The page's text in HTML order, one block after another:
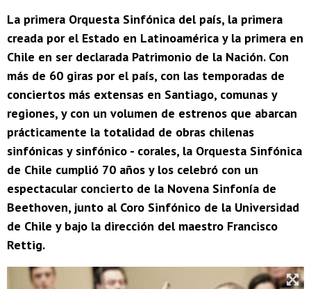
La primera Orquesta Sinfónica del país, la primera
creada por el Estado en Latinoamérica y la primera en
Chile en ser declarada Patrimonio de la Nación. Con
más de 60 giras por el país, con las temporadas de
conciertos más extensas en Santiago, comunas y
regiones, y con un volumen de estrenos que abarcan
prácticamente la totalidad de obras chilenas
sinfónicas y sinfónico - corales, la Orquesta Sinfónica
de Chile cumplió 70 años y los celebró con un
espectacular concierto de la Novena Sinfonía de
Beethoven, junto al Coro Sinfónico de la Universidad
de Chile y bajo la dirección del maestro Francisco
Rettig.